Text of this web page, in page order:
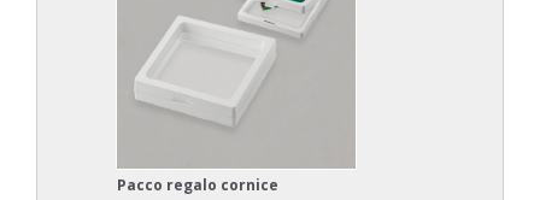
Pacco regalo cornice